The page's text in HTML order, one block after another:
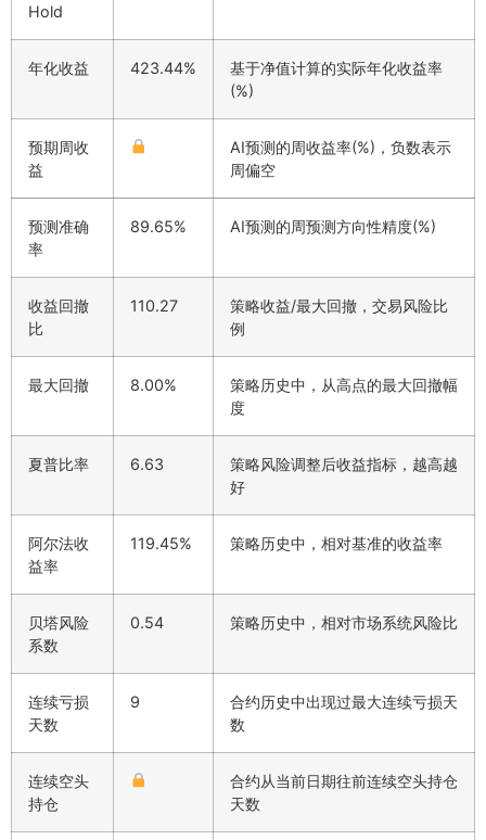
Hold
年化收益 423.44%
基于净值计算的实际年化收益率
(%)
预期周收
益
AI预测的周收益率(%)，负数表示
周偏空
预测准确
率
89.65% AI预测的周预测方向性精度(%)
收益回撤
比
110.27
策略收益/最大回撤，交易风险比
例
最大回撤 8.00%
策略历史中，从高点的最大回撤幅
度
夏普比率 6.63
策略风险调整后收益指标，越高越
好
阿尔法收
益率
119.45% 策略历史中，相对基准的收益率
贝塔风险
系数
0.54 策略历史中，相对市场系统风险比
连续亏损
天数
9
合约历史中出现过最大连续亏损天
数
连续空头
持仓
合约从当前日期往前连续空头持仓
天数